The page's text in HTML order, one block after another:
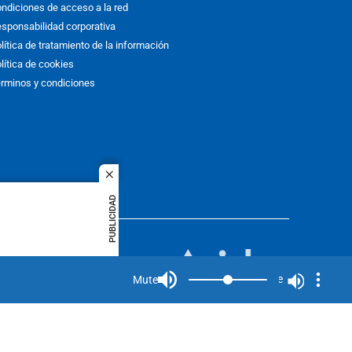
close
PUBLICIDAD
de acceso a la red
corporativa
de tratamiento de la información
de cookies
y condiciones
idioma
Mute Mute